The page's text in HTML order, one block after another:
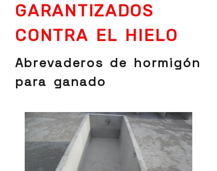
GARANTIZADOS
CONTRA EL HIELO
Abrevaderos de hormigón
para ganado